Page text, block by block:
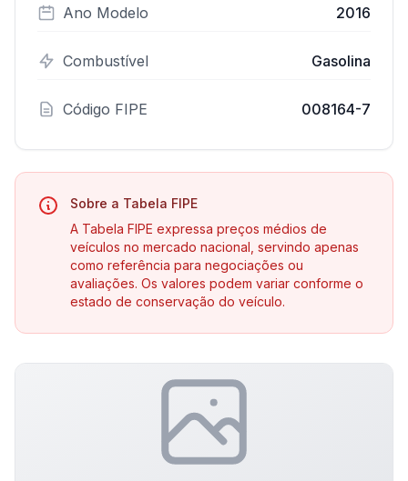
Ano Modelo 2016
Combustível Gasolina
Código FIPE 008164-7
Sobre a Tabela FIPE
A Tabela FIPE expressa preços médios de
veículos no mercado nacional, servindo apenas
como referência para negociações ou
avaliações. Os valores podem variar conforme o
estado de conservação do veículo.